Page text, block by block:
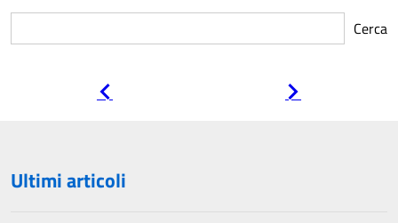
Cerca
Ultimi articoli